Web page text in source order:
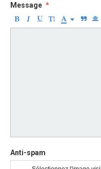
Message
Anti-spam